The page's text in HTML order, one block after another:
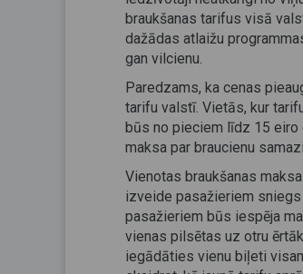
braukšanas tarifus visā
dažādas atlaižu
gan vilcienu.
Paredzams, ka cenas
tarifu valstī. Vietās, kur
būs no pieciem līdz 15 eiro
maksa par braucienu
Vienotas braukšanas
izveide pasažieriem sniegs
pasažieriem būs iespēja
vienas pilsētas uz otru
iegādāties vienu biļeti